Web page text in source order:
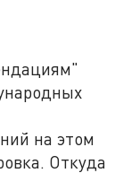
на этом
Откуда